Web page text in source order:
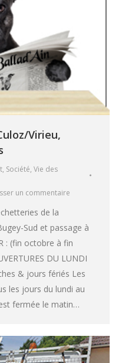
Virieu,
, Société, Vie des
un commentaire
de la
Sud et passage à
: (fin octobre à fin
DU LUNDI
& jours fériés Les
les jours du lundi au
fermée le matin…